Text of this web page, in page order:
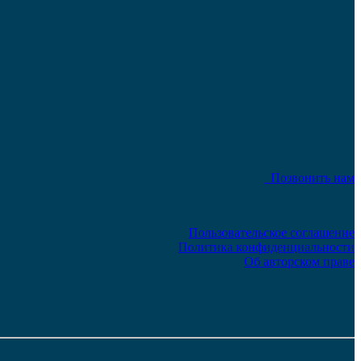
Позвонить нам
Пользовательское соглашение
Политика конфиденциальности
Об авторском праве